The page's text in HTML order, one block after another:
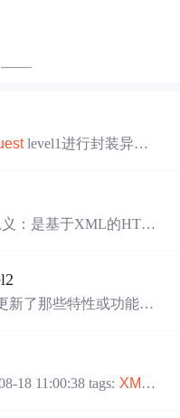
——
level1进行封装异步
程中的也添加了更细致
据/** * @author l
：是基于XML的HTTP
此诞生
新了那些特性或功能，
；受到同源限制的影
据，针对同源限制，
18 11:00:38 tags: XMLH